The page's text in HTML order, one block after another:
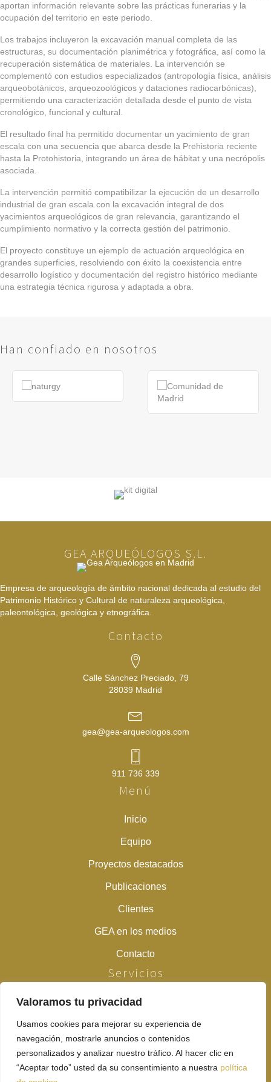
Valoramos tu privacidad
Usamos cookies para mejorar su experiencia de
navegación, mostrarle anuncios o contenidos
personalizados y analizar nuestro tráfico. Al hacer clic en
“Aceptar todo” usted da su consentimiento a nuestra política
aportan información relevante sobre las prácticas funerarias y la
ocupación del territorio en este periodo.
Los trabajos incluyeron la excavación manual completa de las
estructuras, su documentación planimétrica y fotográfica, así como la
recuperación sistemática de materiales. La intervención se
complementó con estudios especializados (antropología física, análisis
arqueobotánicos, arqueozoológicos y dataciones radiocarbónicas),
permitiendo una caracterización detallada desde el punto de vista
cronológico, funcional y cultural.
El resultado final ha permitido documentar un yacimiento de gran
escala con una secuencia que abarca desde la Prehistoria reciente
hasta la Protohistoria, integrando un área de hábitat y una necrópolis
asociada.
La intervención permitió compatibilizar la ejecución de un desarrollo
industrial de gran escala con la excavación integral de dos
yacimientos arqueológicos de gran relevancia, garantizando el
cumplimiento normativo y la correcta gestión del patrimonio.
El proyecto constituye un ejemplo de actuación arqueológica en
grandes superficies, resolviendo con éxito la coexistencia entre
desarrollo logístico y documentación del registro histórico mediante
una estrategia técnica rigurosa y adaptada a obra.
Han confiado en nosotros
GEA ARQUEÓLOGOS S.L.
Empresa de arqueología de ámbito nacional dedicada al estudio del
Patrimonio Histórico y Cultural de naturaleza arqueológica,
paleontológica, geológica y etnográfica.
Contacto
Calle Sánchez Preciado, 79
28039 Madrid
gea@gea-arqueologos.com
911 736 339
Menú
Inicio
Equipo
Proyectos destacados
Publicaciones
Clientes
GEA en los medios
Contacto
Servicios
Estudios previos
Prospecciones arqueológicas y paleontológicas
Excavaciones en extensión